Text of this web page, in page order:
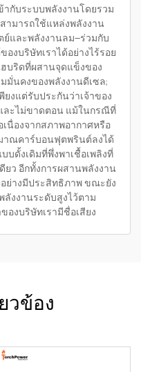
กับระบบพลังงานโดยรวม
ามารถใช้แหล่งพลังงาน
ย์และพลังงานลม—ร่วมกับ
องบริษัทเราได้อย่างไร้รอย
บริดที่ผสานจุดแข็งของ
มั่นคงของพลังงานดีเซล;
งแต่รับประกันว่าเจ้าของ
ละไม่ขาดตอน แม้ในกรณีที่
นื่องจากสภาพอากาศหรือ
าณคาร์บอนฟุตพรินต์ลงได้
บบดั้งเดิมที่พึ่งพาเชื้อเพลิงที่
ยว อีกทั้งการผสานพลังงาน
ย่างมีประสิทธิภาพ ขณะยัง
งงานระดับสูงไว้ตาม
องบริษัทเรามีชื่อเสียง
วข้อง